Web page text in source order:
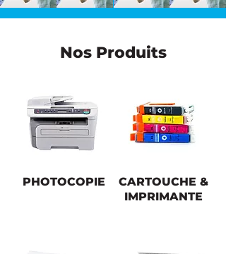
Nos Produits
PHOTOCOPIE
CARTOUCHE &
IMPRIMANTE